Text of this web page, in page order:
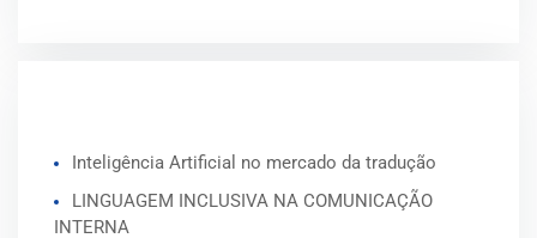
Inteligência Artificial no mercado da tradução
LINGUAGEM INCLUSIVA NA COMUNICAÇÃO
INTERNA